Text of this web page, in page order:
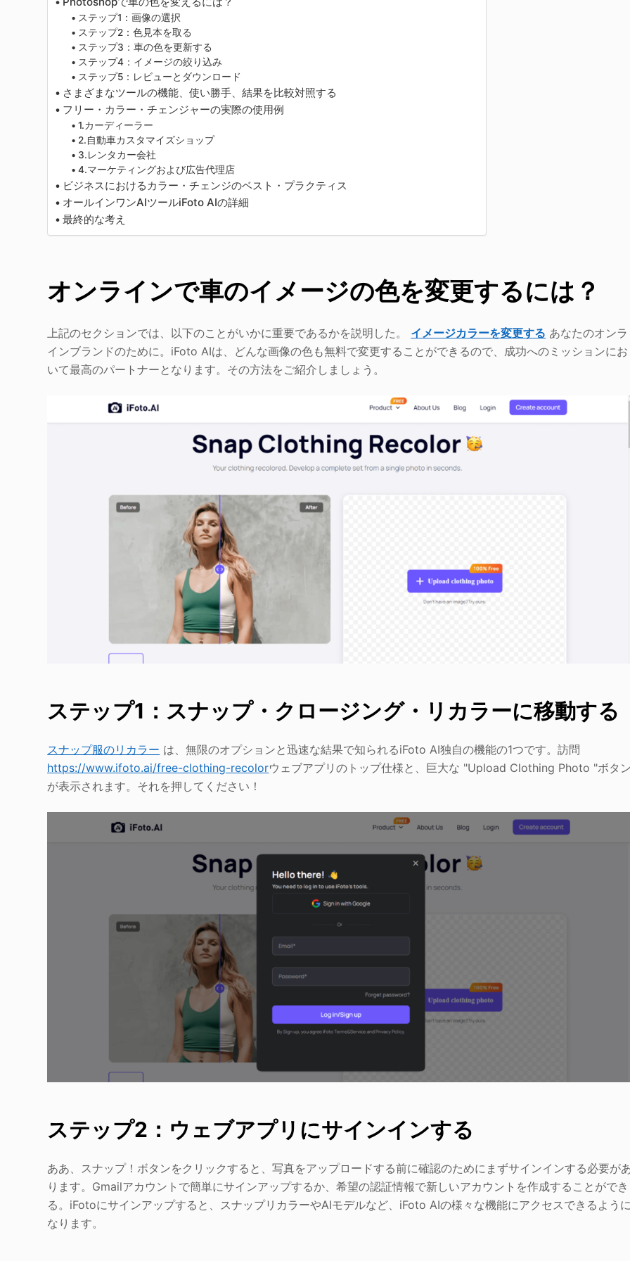
ステップ1：画像の選択
ステップ2：色見本を取る
ステップ3：車の色を更新する
ステップ4：イメージの絞り込み
ステップ5：レビューとダウンロード
さまざまなツールの機能、使い勝手、結果を比較対照する
フリー・カラー・チェンジャーの実際の使用例
1.カーディーラー
2.自動車カスタマイズショップ
3.レンタカー会社
4.マーケティングおよび広告代理店
ビジネスにおけるカラー・チェンジのベスト・プラクティス
オールインワンAIツールiFoto AIの詳細
最終的な考え
オンラインで車のイメージの色を変更するには？
上記のセクションでは、以下のことがいかに重要であるかを説明した。 イメージカラーを変更する あなたのオンラ
インブランドのために。iFoto AIは、どんな画像の色も無料で変更することができるので、成功へのミッションにお
いて最高のパートナーとなります。その方法をご紹介しましょう。
ステップ1：スナップ・クロージング・リカラーに移動する
スナップ服のリカラー は、無限のオプションと迅速な結果で知られるiFoto AI独自の機能の1つです。訪問
https://www.ifoto.ai/free-clothing-recolorウェブアプリのトップ仕様と、巨大な "Upload Clothing Photo "ボタ
が表示されます。それを押してください！
ステップ2：ウェブアプリにサインインする
ああ、スナップ！ボタンをクリックすると、写真をアップロードする前に確認のためにまずサインインする必要が
ります。Gmailアカウントで簡単にサインアップするか、希望の認証情報で新しいアカウントを作成することができ
る。iFotoにサインアップすると、スナップリカラーやAIモデルなど、iFoto AIの様々な機能にアクセスできるよう
なります。